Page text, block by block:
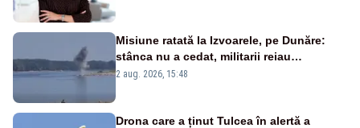
Misiune ratată la Izvoarele, pe Dunăre:
stânca nu a cedat, militarii reiau
detonările luni – VIDEO
2 aug. 2026, 15:48
Drona care a ținut Tulcea în alertă a